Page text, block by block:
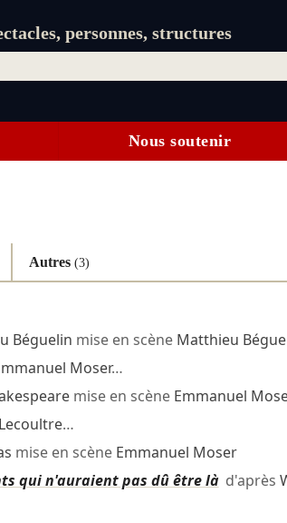
personnes, structures
Nous soutenir
Autres (3)
Béguelin mise en scène Matthieu
Moser…
mise en scène Emmanuel
…
mise en scène Emmanuel Moser
qui n'auraient pas dû être làd'après